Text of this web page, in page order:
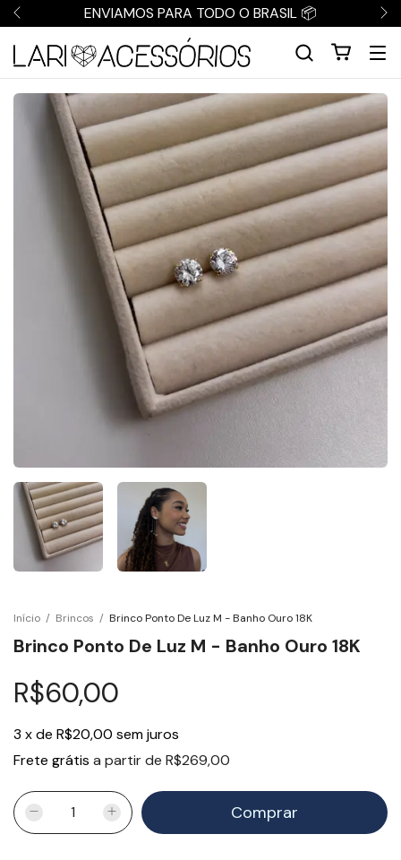
ENVIAMOS PARA TODO O BRASIL 📦
Início / Brincos / Brinco Ponto De Luz M - Banho Ouro 18K
Brinco Ponto De Luz M - Banho Ouro 18K
R$60,00
3 xde R$20,00 sem juros
Frete grátis a partir de R$269,00